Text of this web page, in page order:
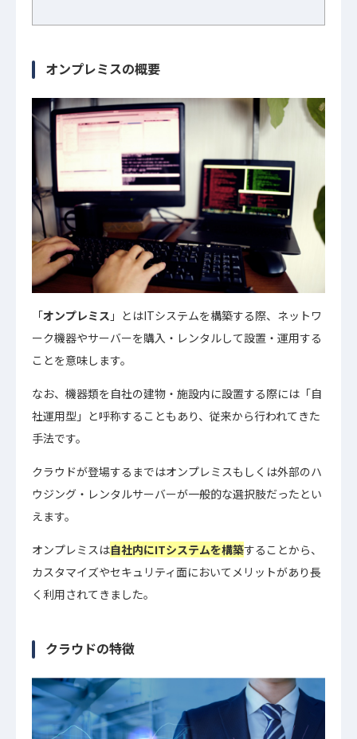
オンプレミスの概要
「オンプレミス 」とはITシステムを構築する際、ネットワ
ーク機器やサーバーを購入・レンタルして設置・運用する
ことを意味します。
なお、機器類を自社の建物・施設内に設置する際には「自
社運用型」と呼称することもあり、従来から行われてきた
手法です。
クラウドが登場するまではオンプレミスもしくは外部のハ
ウジング・レンタルサーバーが一般的な選択肢だったとい
えます。
オンプレミスは自社内にITシステムを構築することから、
カスタマイズやセキュリティ面においてメリットがあり長
く利用されてきました。
クラウドの特徴